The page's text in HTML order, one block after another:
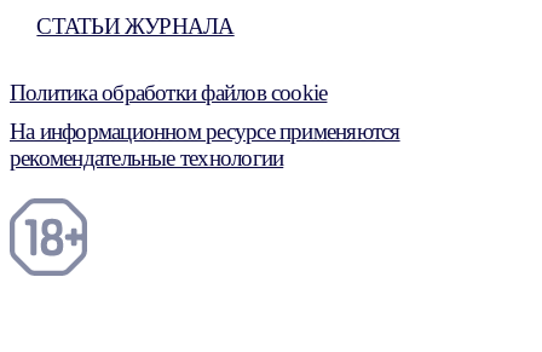
СТАТЬИ ЖУРНАЛА
Политика обработки файлов cookie
На информационном ресурсе применяются
рекомендательные технологии